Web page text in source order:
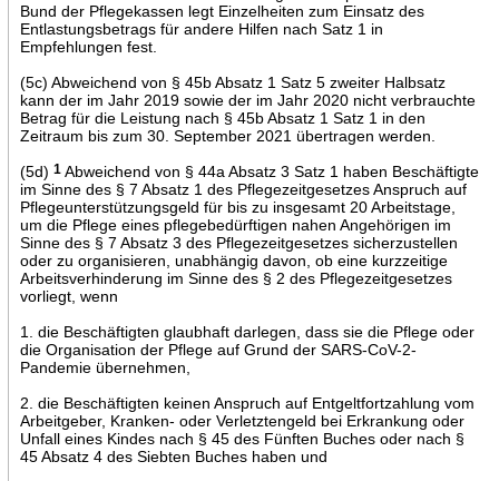
Bund der Pflegekassen legt Einzelheiten zum Einsatz des
Entlastungsbetrags für andere Hilfen nach Satz 1 in
Empfehlungen fest.
(5c) Abweichend von § 45b Absatz 1 Satz 5 zweiter Halbsatz
kann der im Jahr 2019 sowie der im Jahr 2020 nicht verbrauchte
Betrag für die Leistung nach § 45b Absatz 1 Satz 1 in den
Zeitraum bis zum 30. September 2021 übertragen werden.
(5d) 1Abweichend von § 44a Absatz 3 Satz 1 haben Beschäftigte
im Sinne des § 7 Absatz 1 des Pflegezeitgesetzes Anspruch auf
Pflegeunterstützungsgeld für bis zu insgesamt 20 Arbeitstage,
um die Pflege eines pflegebedürftigen nahen Angehörigen im
Sinne des § 7 Absatz 3 des Pflegezeitgesetzes sicherzustellen
oder zu organisieren, unabhängig davon, ob eine kurzzeitige
Arbeitsverhinderung im Sinne des § 2 des Pflegezeitgesetzes
vorliegt, wenn
1. die Beschäftigten glaubhaft darlegen, dass sie die Pflege oder
die Organisation der Pflege auf Grund der SARS-CoV-2-
Pandemie übernehmen,
2. die Beschäftigten keinen Anspruch auf Entgeltfortzahlung vom
Arbeitgeber, Kranken- oder Verletztengeld bei Erkrankung oder
Unfall eines Kindes nach § 45 des Fünften Buches oder nach §
45 Absatz 4 des Siebten Buches haben und